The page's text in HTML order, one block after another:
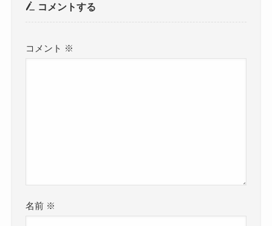
コメントする
コメント ※
名前 ※